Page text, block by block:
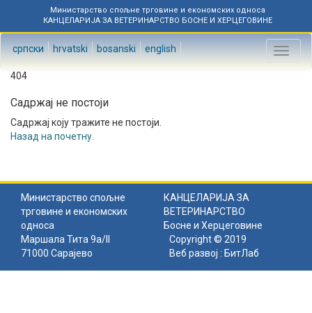
Министарство спољне трговине и економских односа
КАНЦЕЛАРИЈА ЗА ВЕТЕРИНАРСТВО БОСНЕ И ХЕРЦЕГОВИНЕ
српски hrvatski bosanski english
Toggle
404
Садржај не постоји
Садржај коју тражите не постоји.
Назад на почетну
Министарство спољне
трговине и економских
односа
КАНЦЕЛАРИЈА ЗА
ВЕТЕРИНАРСТВО
Босне и Херцеговине
Маршала Тита 9а/II
71000 Сарајево
Copyright © 2019
Веб развој : БитЛаб